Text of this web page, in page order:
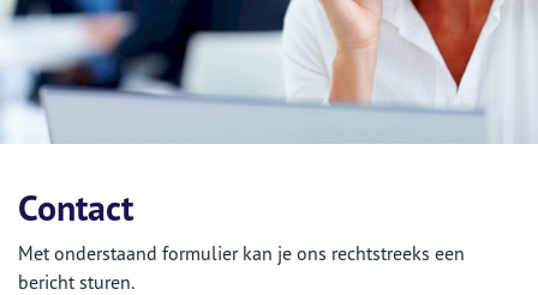
Contact
Met onderstaand formulier kan je ons rechtstreeks een
bericht sturen.